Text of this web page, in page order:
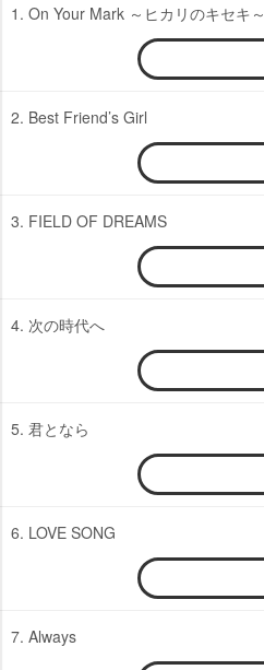
1. On Your Mark ～ヒカリのキセキ～
2. Best Friend’s Girl
3. FIELD OF DREAMS
4. 次の時代へ
5. 君となら
6. LOVE SONG
7. Always